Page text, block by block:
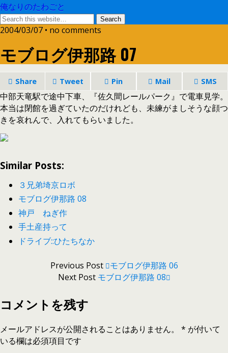
俺なりのたわごと
2004/03/07 • no comments
モブログ伊那路 07
Share Tweet Pin Mail SMS
中部天竜駅で途中下車、『佐久間レールパーク』で電車見学。
本当は閉館を過ぎていたのだけれども、未練がましそうな顔つ
きを哀れんで、入れてもらいました。
Similar Posts:
３兄弟埼京ロボ
モブログ伊那路 08
神戸 ねぎ作
手土産持って
ドライブ::ひたちなか
Previous Post
モブログ伊那路 06
Next Post モブログ伊那路 08
コメントを残す
メールアドレスが公開されることはありません。 * が付いて
いる欄は必須項目です